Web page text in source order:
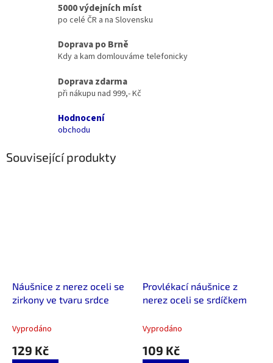
5000 výdejních míst
po celé ČR a na Slovensku
Doprava po Brně
Kdy a kam domlouváme telefonicky
Doprava zdarma
při nákupu nad 999,- Kč
Hodnocení
obchodu
Související produkty
Náušnice z nerez oceli se
zirkony ve tvaru srdce
Vyprodáno
129 Kč
Provlékací náušnice z
nerez oceli se srdíčkem
Vyprodáno
109 Kč